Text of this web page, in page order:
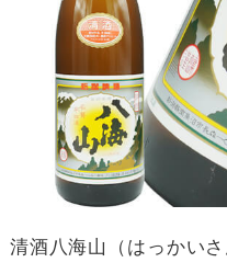
清酒八海山（はっかい